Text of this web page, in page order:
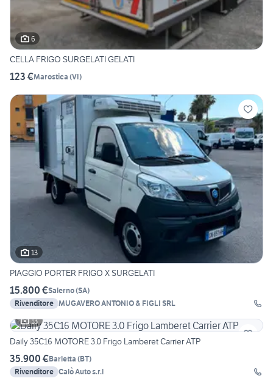
6
CELLA FRIGO SURGELATI GELATI
123 €Marostica (VI)
13
PIAGGIO PORTER FRIGO X SURGELATI
15.800 €Salerno(SA)
Rivenditore MUGAVERO ANTONIO & FIGLI SRL
13
Daily 35C16 MOTORE 3.0 Frigo Lamberet Carrier ATP
35.900 €Barletta (BT)
Rivenditore Calò Auto s.r.l